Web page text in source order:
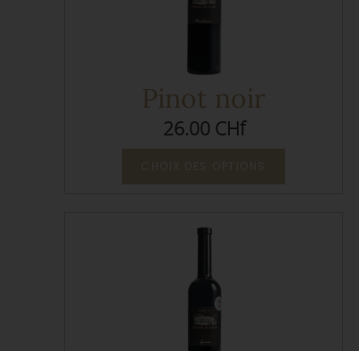
Pinot noir
26.00 CHf